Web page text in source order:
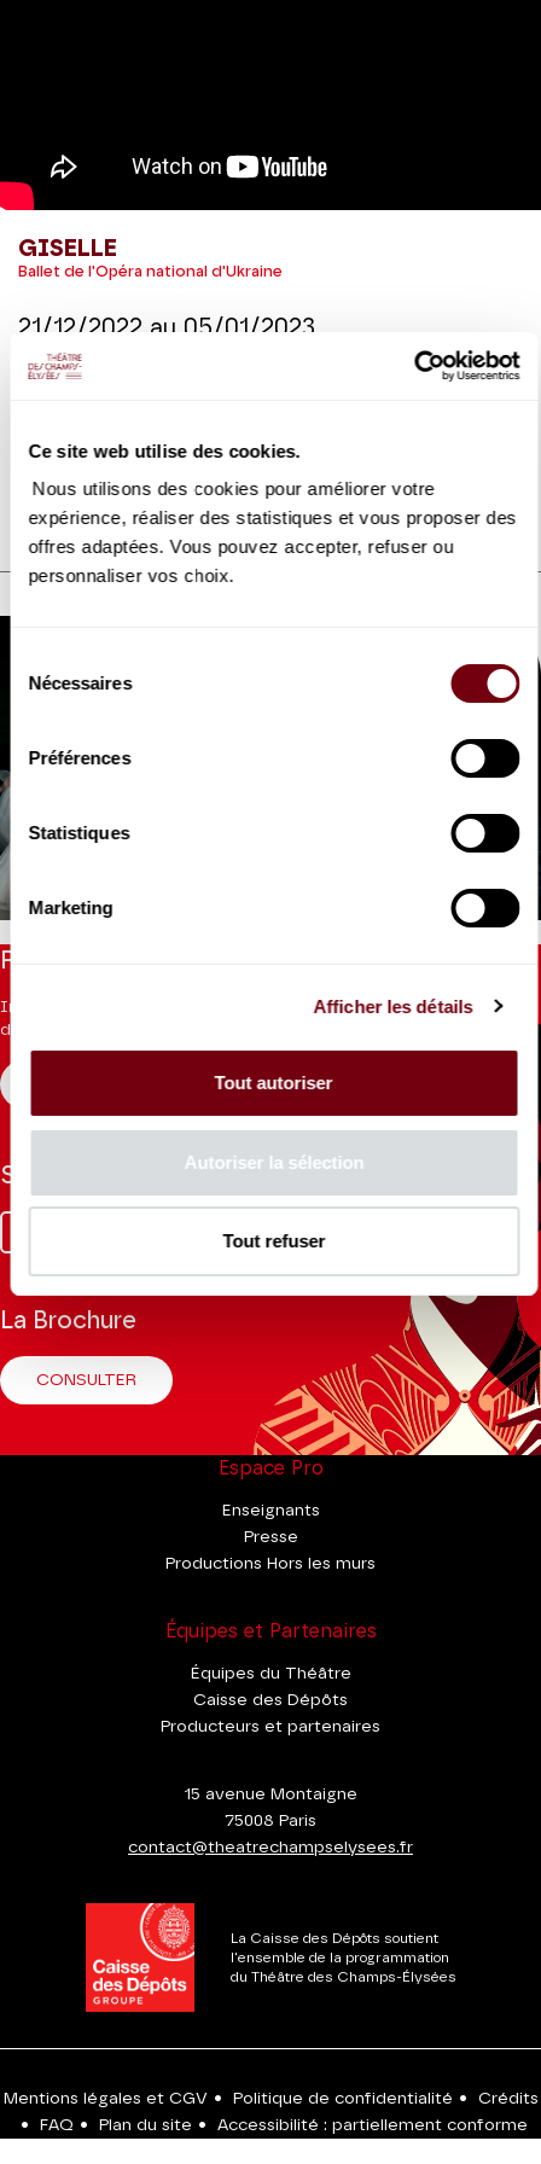
Ce site web utilise des cookies.
Nous utilisons des cookies pour améliorer votre
expérience, réaliser des statistiques et vous proposer des
offres adaptées. Vous pouvez accepter, refuser ou
personnaliser vos choix.
Nécessaires
Préférences
Statistiques
Marketing
Afficher les détails
Tout autoriser
Autoriser la sélection
Tout refuser
GISELLE
Ballet de l'Opéra national d'Ukraine
21/12/2022 au 05/01/2023
Variations de Giselle - Extrait de Giselle (Adam / Petipa), en
DÉTAILS
DÉCOUVREZ AUSSI
Giselle
Restez informés
Inscrivez-vous à la newsletter pour recevoir les informations
du Théâtre.
Suivez-nous
YoutubeLinkedin
La Brochure
CONSULTER
Espace Pro
Enseignants
Presse
Productions Hors les murs
Équipes et Partenaires
Équipes du Théâtre
Caisse des Dépôts
Producteurs et partenaires
15 avenue Montaigne
75008 Paris
contact@theatrechampselysees.fr
La Caisse des Dépôts soutient
l'ensemble de la programmation
du Théâtre des Champs-Élysées
Mentions légales et CGV • Politique de confidentialité •
Crédits
•
FAQ • Plan du site • Accessibilité : partiellement conforme